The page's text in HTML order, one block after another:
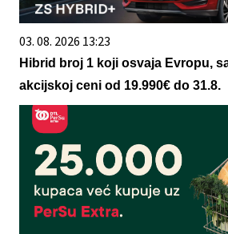
03. 08. 2026 13:23
Hibrid broj 1 koji osvaja Evropu,
akcijskoj ceni od 19.990€ do 31.8.